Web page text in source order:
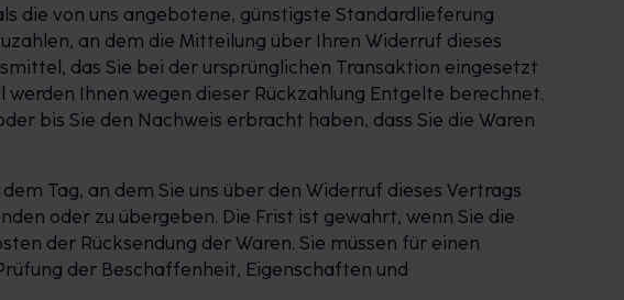
die von uns angebotene, günstigste Standardlieferung
an dem die Mitteilung über Ihren Widerruf dieses
das Sie bei der ursprünglichen Transaktion eingesetzt
Ihnen wegen dieser Rückzahlung Entgelte berechnet.
bis Sie den Nachweis erbracht haben, dass Sie die Waren
Tag, an dem Sie uns über den Widerruf dieses Vertrags
oder zu übergeben. Die Frist ist gewahrt, wenn Sie die
der Rücksendung der Waren. Sie müssen für einen
der Beschaffenheit, Eigenschaften und